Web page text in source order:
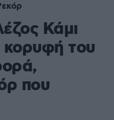
Κάμι
του
που